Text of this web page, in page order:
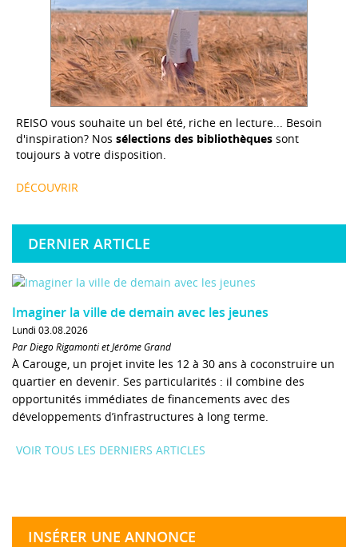
REISO vous souhaite un bel été, riche en lecture... Besoin
d'inspiration? Nos sélections des bibliothèques sont
toujours à votre disposition.
DÉCOUVRIR
DERNIER ARTICLE
Imaginer la ville de demain avec les jeunes
Lundi 03.08.2026
Par Diego Rigamonti et Jérôme Grand
À Carouge, un projet invite les 12 à 30 ans à coconstruire un
quartier en devenir. Ses particularités : il combine des
opportunités immédiates de financements avec des
développements d’infrastructures à long terme.
VOIR TOUS LES DERNIERS ARTICLES
INSÉRER UNE ANNONCE